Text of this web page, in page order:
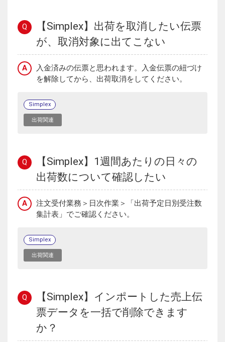
Q
【Simplex】出荷を取消したい伝票
が、取消対象に出てこない
A
入金済みの伝票と思われます。入金伝票の紐づけ
を解除してから、出荷取消をしてください。
Simplex
出荷関連
Q
【Simplex】1週間あたりの日々の
出荷数について確認したい
A
注文受付業務＞日次作業＞「出荷予定日別受注数
集計表」でご確認ください。
Simplex
出荷関連
Q
【Simplex】インポートした売上伝
票データを一括で削除できます
か？